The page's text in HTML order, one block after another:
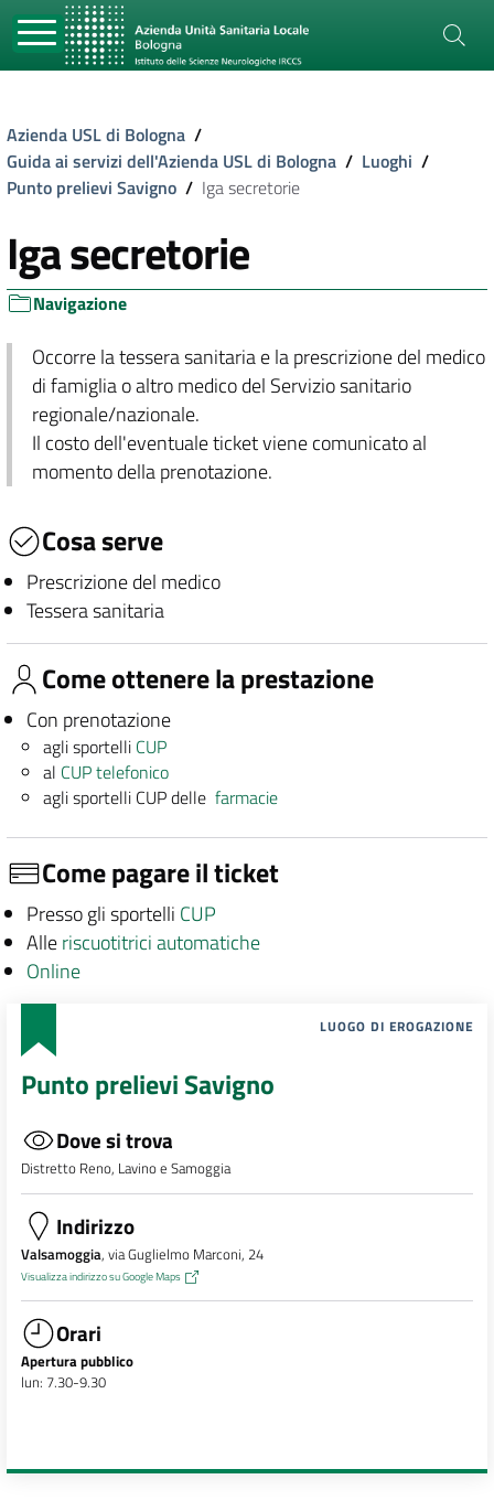
Azienda USL di Bologna /
Guida ai servizi dell'Azienda USL di Bologna / Luoghi /
Punto prelievi Savigno / Iga secretorie
Iga secretorie
Navigazione
Occorre la tessera sanitaria e la prescrizione del medico
di famiglia o altro medico del Servizio sanitario
regionale/nazionale.
Il costo dell'eventuale ticket viene comunicato al
momento della prenotazione.
Cosa serve
Prescrizione del medico
Tessera sanitaria
Come ottenere la prestazione
Con prenotazione
agli sportelli CUP
al CUP telefonico
agli sportelli CUP dellefarmacie
Come pagare il ticket
Presso gli sportelli CUP
Alleriscuotitrici automatiche
Online
LUOGO DI EROGAZIONE
Punto prelievi Savigno
Dove si trova
Distretto Reno, Lavino e Samoggia
Indirizzo
Valsamoggia, via Guglielmo Marconi, 24
Visualizza indirizzo su Google Maps
Orari
Apertura pubblico
lun: 7.30-9.30